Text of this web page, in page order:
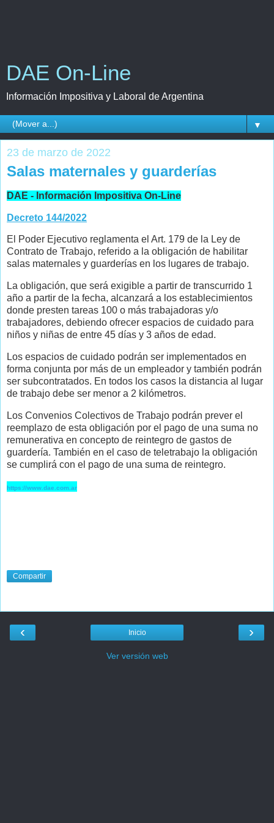
DAE On-Line
Información Impositiva y Laboral de Argentina
▼
23 de marzo de 2022
Salas maternales y guarderías
DAE - Información Impositiva On-Line
Decreto 144/2022
El Poder Ejecutivo reglamenta el Art. 179 de la Ley de
Contrato de Trabajo, referido a la obligación de habilitar
salas maternales y guarderías en los lugares de trabajo.
La obligación, que será exigible a partir de transcurrido 1
año a partir de la fecha, alcanzará a los establecimientos
donde presten tareas 100 o más trabajadoras y/o
trabajadores, debiendo ofrecer espacios de cuidado para
niños y niñas de entre 45 días y 3 años de edad.
Los espacios de cuidado podrán ser implementados en
forma conjunta por más de un empleador y también podrán
ser subcontratados. En todos los casos la distancia al lugar
de trabajo debe ser menor a 2 kilómetros.
Los Convenios Colectivos de Trabajo podrán prever el
reemplazo de esta obligación por el pago de una suma no
remunerativa en concepto de reintegro de gastos de
guardería. También en el caso de teletrabajo la obligación
se cumplirá con el pago de una suma de reintegro.
https://www.dae.com.ar
Compartir
‹ ›
Inicio
Ver versión web